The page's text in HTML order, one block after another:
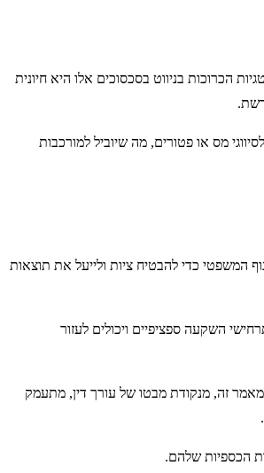
הכרוכות בניווט בסכסוכים אלו היא חיונית
מס או פטורים, מה שיוביל למורכבות
המשפטי כדי להבטיח ציות ולייעל את תוצאות
השקעה ספציפיים ויכולים לעזור
זה, מנקודת מבטו של עורך דין, מתעמק
הכספיות שלהם.